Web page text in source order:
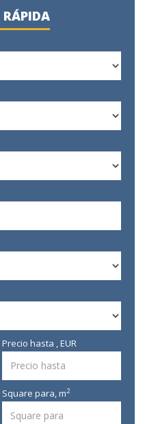
RÁPIDA
Precio hasta , EUR
Square para,m2